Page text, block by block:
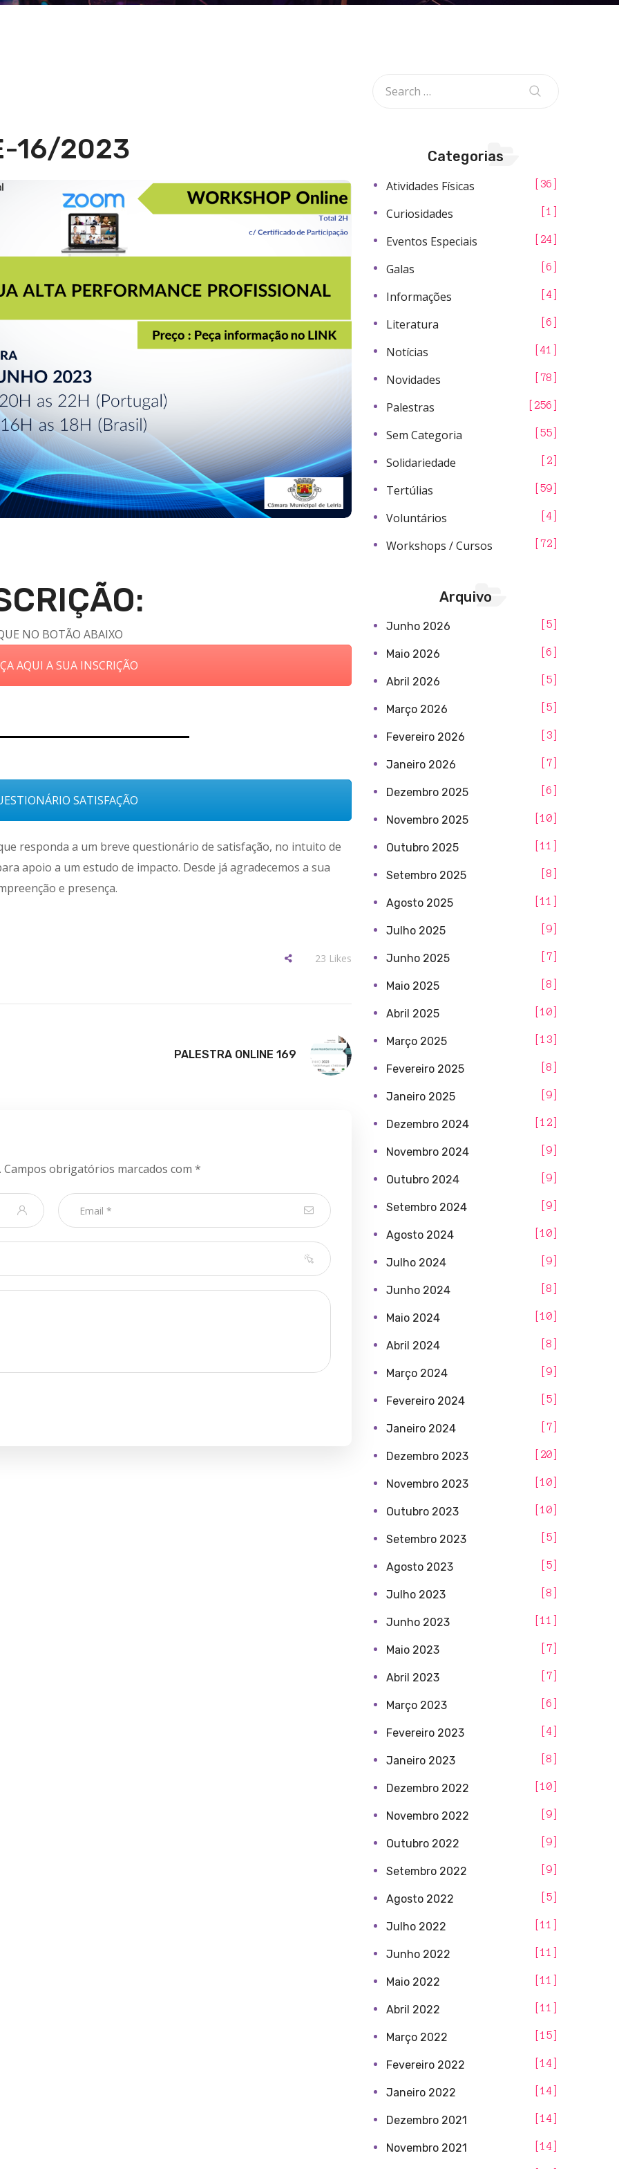
16/2023
NO BOTÃO ABAIXO
AQUI A SUA INSCRIÇÃO
SATISFAÇÃO
responda a um breve questionário de satisfação, no intuito de
apoio a um estudo de impacto. Desde já agradecemos a sua
e presença.
23 Likes
PALESTRA ONLINE 169
Campos obrigatórios marcados com *
Categorias
Atividades Físicas 36
Curiosidades 1
Eventos Especiais 24
Galas 6
Informações 4
Literatura 6
Notícias 41
Novidades 78
Palestras 256
Sem Categoria 55
Solidariedade 2
Tertúlias 59
Voluntários 4
Workshops / Cursos 72
Arquivo
Junho 2026 5
Maio 2026 6
Abril 2026 5
Março 2026 5
Fevereiro 2026 3
Janeiro 2026 7
Dezembro 2025 6
Novembro 2025 10
Outubro 2025 11
Setembro 2025 8
Agosto 2025 11
Julho 2025 9
Junho 2025 7
Maio 2025 8
Abril 2025 10
Março 2025 13
Fevereiro 2025 8
Janeiro 2025 9
Dezembro 2024 12
Novembro 2024 9
Outubro 2024 9
Setembro 2024 9
Agosto 2024 10
Julho 2024 9
Junho 2024 8
Maio 2024 10
Abril 2024 8
Março 2024 9
Fevereiro 2024 5
Janeiro 2024 7
Dezembro 2023 20
Novembro 2023 10
Outubro 2023 10
Setembro 2023 5
Agosto 2023 5
Julho 2023 8
Junho 2023 11
Maio 2023 7
Abril 2023 7
Março 2023 6
Fevereiro 2023 4
Janeiro 2023 8
Dezembro 2022 10
Novembro 2022 9
Outubro 2022 9
Setembro 2022 9
Agosto 2022 5
Julho 2022 11
Junho 2022 11
Maio 2022 11
Abril 2022 11
Março 2022 15
Fevereiro 2022 14
Janeiro 2022 14
Dezembro 2021 14
Novembro 2021 14